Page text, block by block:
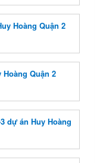
Hoàng Quận 2
Hoàng Quận 2
dự án Huy Hoàng